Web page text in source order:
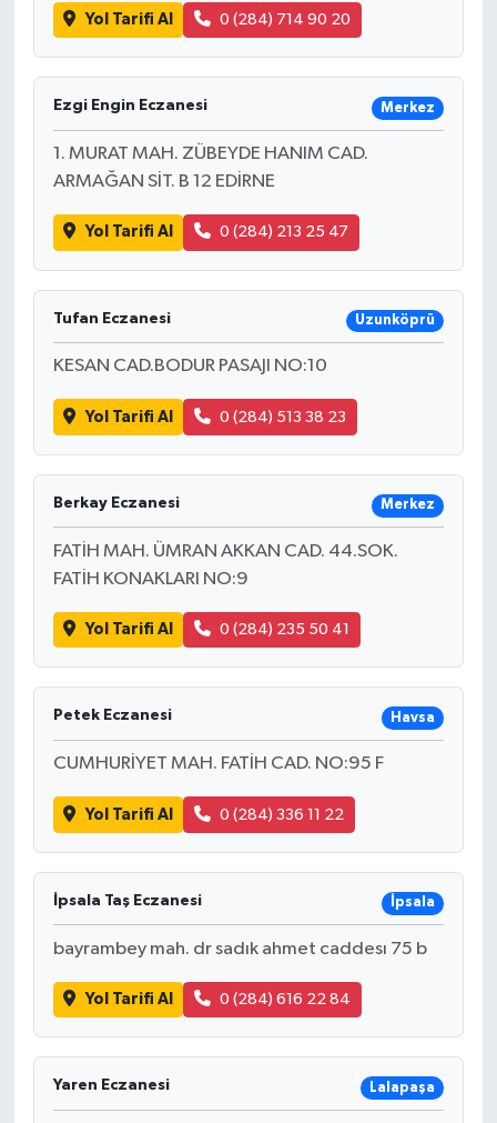
Yol Tarifi Al 0 (284) 714 90 20
Ezgi Engin Eczanesi Merkez
1. MURAT MAH. ZÜBEYDE HANIM CAD.
ARMAĞAN SİT. B 12 EDİRNE
Yol Tarifi Al 0 (284) 213 25 47
Tufan Eczanesi Uzunköprü
KESAN CAD.BODUR PASAJI NO:10
Yol Tarifi Al 0 (284) 513 38 23
Berkay Eczanesi Merkez
FATİH MAH. ÜMRAN AKKAN CAD. 44.SOK.
FATİH KONAKLARI NO:9
Yol Tarifi Al 0 (284) 235 50 41
Petek Eczanesi Havsa
CUMHURİYET MAH. FATİH CAD. NO:95 F
Yol Tarifi Al 0 (284) 336 11 22
İpsala Taş Eczanesi İpsala
bayrambey mah. dr sadık ahmet caddesı 75 b
Yol Tarifi Al 0 (284) 616 22 84
Yaren Eczanesi Lalapaşa